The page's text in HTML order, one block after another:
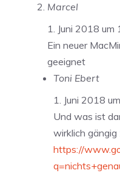
Marcel
1. Juni 2018 um
Ein neuer
geeignet
Toni Ebert
1. Juni 2018
Und was ist
wirklich gängig
https://